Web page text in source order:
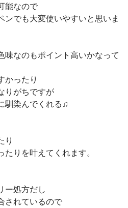
能なので
ンでも大変使いやすいと思いま
味なのもポイント高いかなって
かったり
りがちですが
馴染んでくれる♫
り
りを叶えてくれます。
ー処方だし
されているので